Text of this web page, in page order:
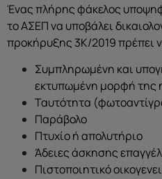
Ένας πλήρης φάκελος
το ΑΣΕΠ να υποβάλει
προκήρυξης 3Κ/2019 πρέπει
Συμπληρωμένη και
εκτυπωμένη μορφή της
Ταυτότητα
Παράβολο
Πτυχίο ή απολυτήριο
Άδειες άσκησης
Πιστοποιητικό